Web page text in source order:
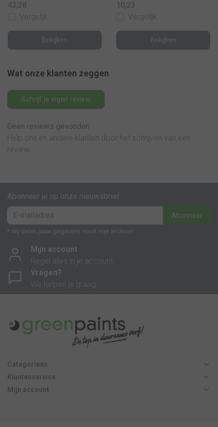
43,28
Vergelijk
Bekijken
10,23
Vergelijk
Bekijken
Wat onze klanten zeggen
Schrijf je eigen review
Geen reviews gevonden
Help ons en andere klanten door het schrijven van een
review
Abonneer je op onze nieuwsbrief
Abonneer
* Wij delen jouw gegevens nooit met anderen.
Mijn account
Regel alles in je account.
Vragen?
We helpen je graag.
Categorieën
Klantenservice
Mijn account